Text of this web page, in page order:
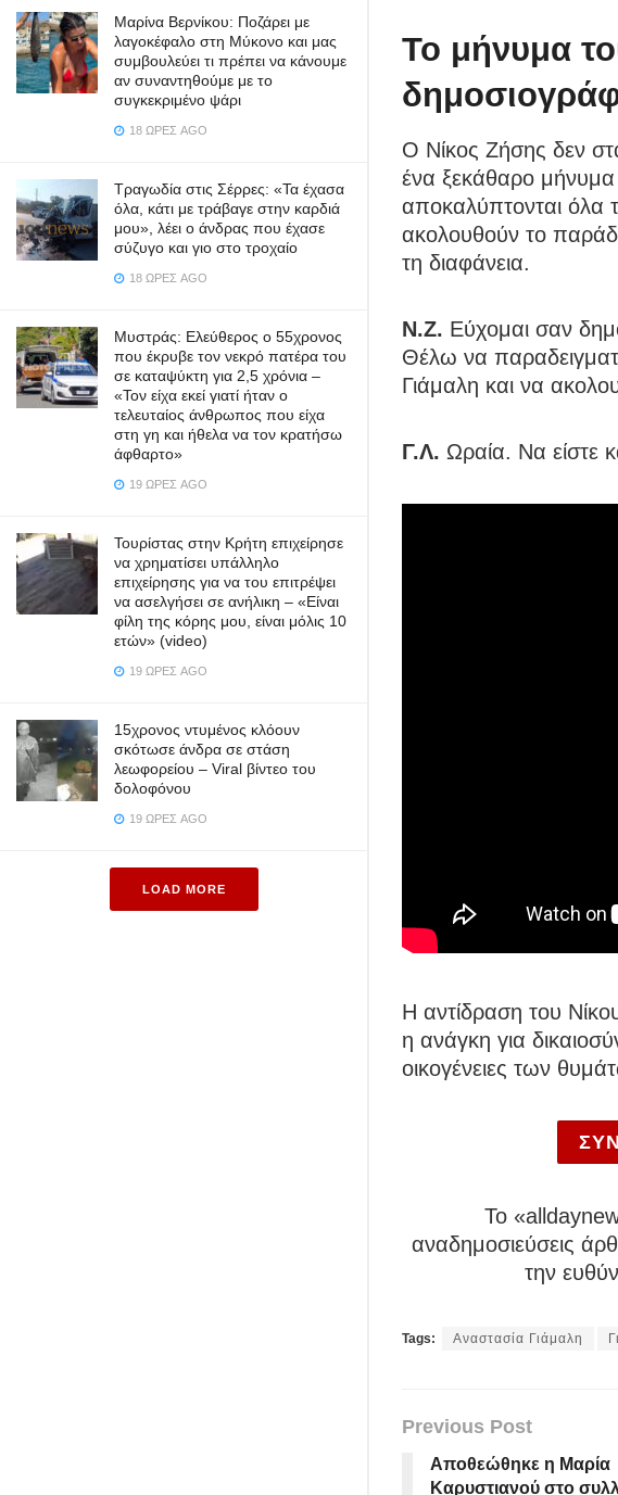
Μαρίνα Βερνίκου: Ποζάρει με
λαγοκέφαλο στη Μύκονο και μας
συμβουλεύει τι πρέπει να κάνουμε
αν συναντηθούμε με το
συγκεκριμένο ψάρι
18 ΏΡΕΣ AGO
Τραγωδία στις Σέρρες: «Τα έχασα
όλα, κάτι με τράβαγε στην καρδιά
μου», λέει ο άνδρας που έχασε
σύζυγο και γιο στο τροχαίο
18 ΏΡΕΣ AGO
Μυστράς: Ελεύθερος ο 55χρονος
που έκρυβε τον νεκρό πατέρα του
σε καταψύκτη για 2,5 χρόνια –
«Τον είχα εκεί γιατί ήταν ο
τελευταίος άνθρωπος που είχα
στη γη και ήθελα να τον κρατήσω
άφθαρτο»
19 ΏΡΕΣ AGO
Τουρίστας στην Κρήτη επιχείρησε
να χρηματίσει υπάλληλο
επιχείρησης για να του επιτρέψει
να ασελγήσει σε ανήλικη – «Είναι
φίλη της κόρης μου, είναι μόλις 10
ετών» (video)
19 ΏΡΕΣ AGO
15χρονος ντυμένος κλόουν
σκότωσε άνδρα σε στάση
λεωφορείου – Viral βίντεο του
δολοφόνου
19 ΏΡΕΣ AGO
LOAD MORE
Το μήνυμα
Ο Νίκος Ζήσης δεν
ένα ξεκάθαρο
αποκαλύπτονται όλα
ακολουθούν το
τη διαφάνεια.
Ν.Ζ. Εύχομαι σαν
Θέλω να
Γιάμαλη και να
Γ.Λ. Ωραία. Να είστε
Η αντίδραση του
η ανάγκη για
οικογένειες των
To
αναδημοσιεύσεις
την
Tags: Αναστασία Γιάμαλη
Previous Post
Αποθεώθηκε η Μαρία
Καρυστιανού στο